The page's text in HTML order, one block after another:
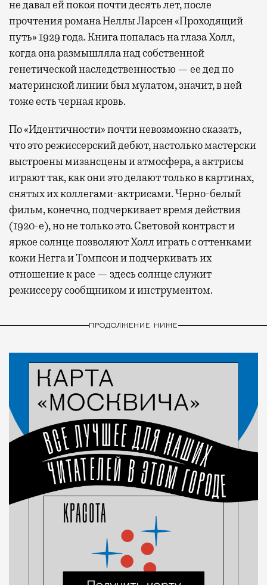
не давал ей покоя почти десять лет, после
прочтения романа Неллы Ларсен «Проходящий
путь» 1929 года. Книга попалась на глаза Холл,
когда она размышляла над собственной
генетической наследственностью — ее дед по
материнской линии был мулатом, значит, в ней
тоже есть черная кровь.
По «Идентичности» почти невозможно сказать,
что это режиссерский дебют, настолько мастерски
выстроены мизансцены и атмосфера, а актрисы
играют так, как они это делают только в картинах,
снятых их коллегами-актрисами. Черно-белый
фильм, конечно, подчеркивает время действия
(1920-е), но не только это. Световой контраст и
яркое солнце позволяют Холл играть с оттенками
кожи Негга и Томпсон и подчеркивать их
отношение к расе — здесь солнце служит
режиссеру сообщником и инструментом.
ПРОДОЛЖЕНИЕ НИЖЕ